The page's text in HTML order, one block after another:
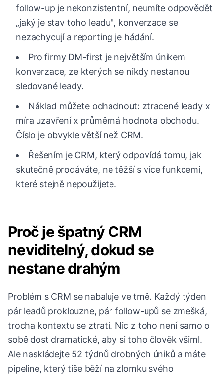
follow-up je nekonzistentní, neumíte odpovědět
„jaký je stav toho leadu", konverzace se
nezachycují a reporting je hádání.
Pro firmy DM-first je největším únikem
konverzace, ze kterých se nikdy nestanou
sledované leady.
Náklad můžete odhadnout: ztracené leady x
míra uzavření x průměrná hodnota obchodu.
Číslo je obvykle větší než CRM.
Řešením je CRM, který odpovídá tomu, jak
skutečně prodáváte, ne těžší s více funkcemi,
které stejně nepoužijete.
Proč je špatný CRM
neviditelný, dokud se
nestane drahým
Problém s CRM se nabaluje ve tmě. Každý týden
pár leadů proklouzne, pár follow-upů se zmešká,
trocha kontextu se ztratí. Nic z toho není samo o
sobě dost dramatické, aby si toho člověk všiml.
Ale naskládejte 52 týdnů drobných úniků a máte
pipeline, který tiše běží na zlomku svého